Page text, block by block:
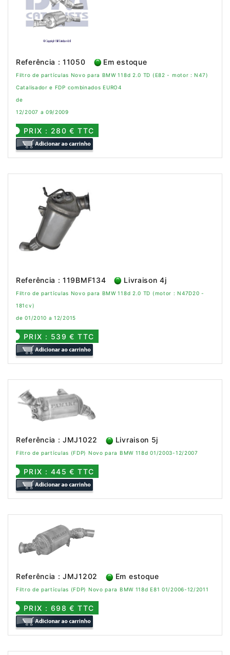
Referência : 11050 Em estoque
Filtro de partículas Novo para BMW 118d 2.0 TD (E82 - motor : N47)
Catalisador e FDP combinados EURO4
de
12/2007 a 09/2009
PRIX : 280 € TTC
Referência : 119BMF134 Livraison 4j
Filtro de partículas Novo para BMW 118d 2.0 TD (motor : N47D20 -
181cv)
de 01/2010 a 12/2015
PRIX : 539 € TTC
Referência : JMJ1022 Livraison 5j
Filtro de partículas (FDP) Novo para BMW 118d 01/2003-12/2007
PRIX : 445 € TTC
Referência : JMJ1202 Em estoque
Filtro de partículas (FDP) Novo para BMW 118d E81 01/2006-12/2011
PRIX : 698 € TTC